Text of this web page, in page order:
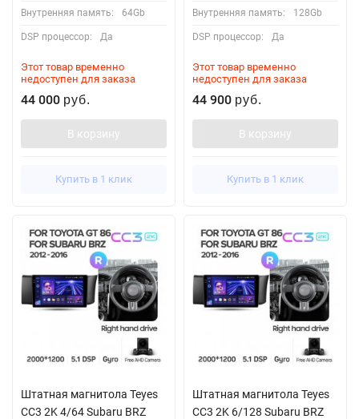
Внутренняя память: 64Gb
DSP процессор: Да
Этот товар временно
недоступен для заказа
44 000 руб.
В корзину
Купить в 1 клик
Внутренняя память: 128Gb
DSP процессор: Да
Этот товар временно
недоступен для заказа
44 900 руб.
В корзину
Купить в 1 клик
Штатная магнитола Teyes
CC3 2K 4/64 Subaru BRZ
Штатная магнитола Teyes
CC3 2K 6/128 Subaru BRZ